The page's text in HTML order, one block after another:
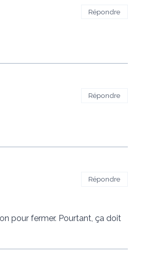
Répondre
Répondre
pour fermer. Pourtant, ça doit
Répondre